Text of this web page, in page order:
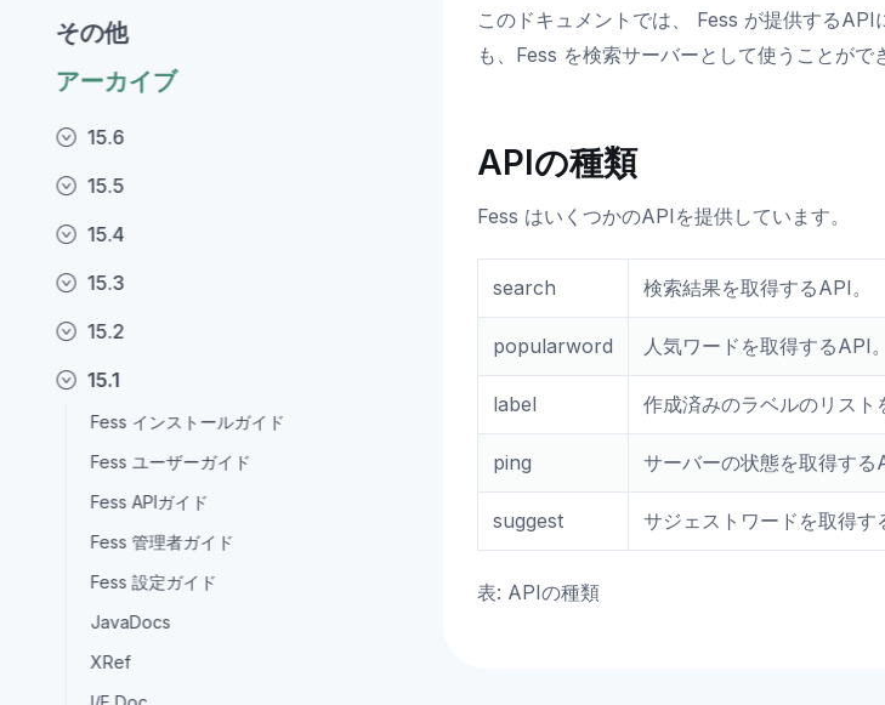
その他
アーカイブ
15.6
15.5
15.4
15.3
15.2
15.1
Fess インストールガイド
Fess ユーザーガイド
Fess APIガイド
Fess 管理者ガイド
Fess 設定ガイド
JavaDocs
XRef
このドキュメントでは、 Fess が提供する
も、Fess を検索サーバーとして使うことがで
APIの種類
Fess はいくつかのAPIを提供しています。
search 検索結果を取得するAPI。
popularword 人気ワードを取得するAPI。
label 作成済みのラベルのリスト
ping サーバーの状態を取得する
suggest サジェストワードを取得す
表: APIの種類